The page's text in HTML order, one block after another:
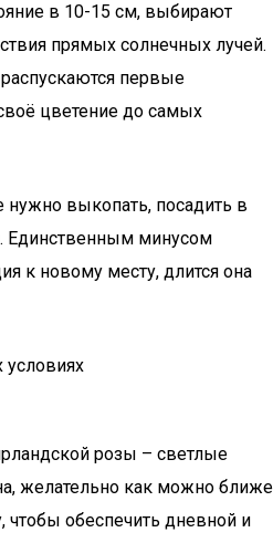
в 10-15 см, выбирают
прямых солнечных лучей.
первые
цветение до самых
нужно выкопать, посадить в
Единственным минусом
к новому месту, длится она
розы – светлые
желательно как можно ближе
чтобы обеспечить дневной и